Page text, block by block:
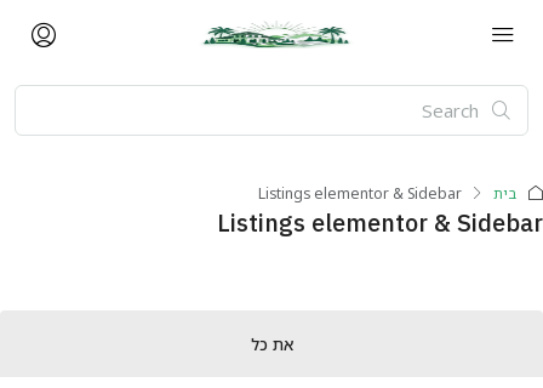
בית Listings elementor & Sidebar
Listings elementor &
את כל